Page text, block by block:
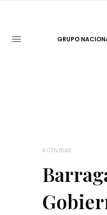
GRUPO
ACTIVIDAD